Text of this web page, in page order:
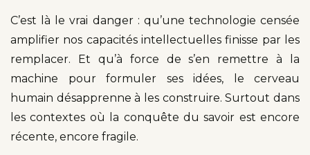
C’est là le vrai danger : qu’une technologie censée
amplifier nos capacités intellectuelles finisse par les
remplacer. Et qu’à force de s’en remettre à la
machine pour formuler ses idées, le cerveau
humain désapprenne à les construire. Surtout dans
les contextes où la conquête du savoir est encore
récente, encore fragile.